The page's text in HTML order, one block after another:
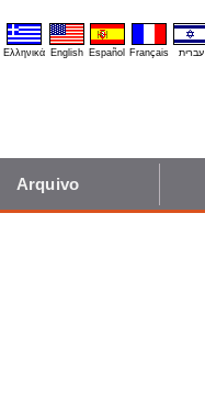
Ελληνικά English Español Français עברית
Arquivo